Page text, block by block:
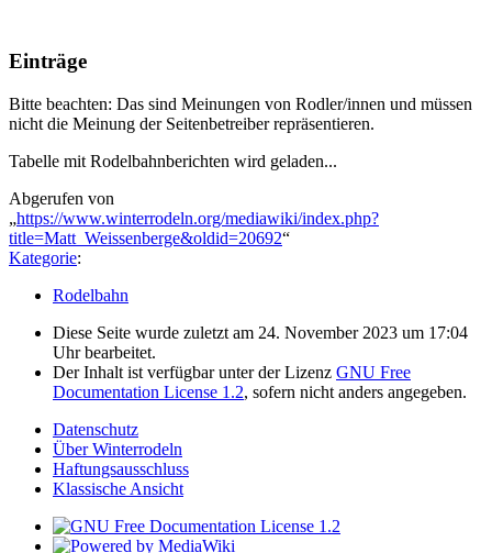
Einträge
Bitte beachten: Das sind Meinungen von Rodler/innen und müssen
nicht die Meinung der Seitenbetreiber repräsentieren.
Tabelle mit Rodelbahnberichten wird geladen...
Abgerufen von
„https://www.winterrodeln.org/mediawiki/index.php?
title=Matt_Weissenberge&oldid=20692“
Kategorie:
Rodelbahn
Diese Seite wurde zuletzt am 24. November 2023 um 17:04
Uhr bearbeitet.
Der Inhalt ist verfügbar unter der Lizenz GNU Free
Documentation License 1.2, sofern nicht anders angegeben.
Datenschutz
Über Winterrodeln
Haftungsausschluss
Klassische Ansicht